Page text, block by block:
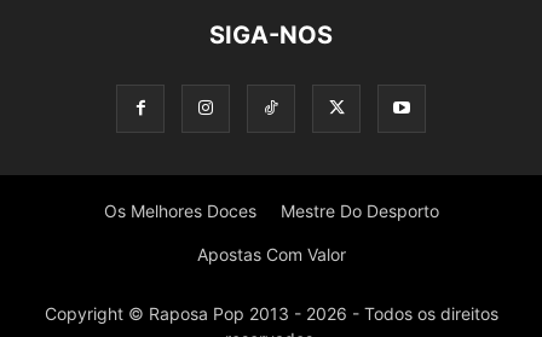
SIGA-NOS
Os Melhores Doces Mestre Do Desporto
Apostas Com Valor
Copyright © Raposa Pop 2013 - 2026 - Todos os direitos